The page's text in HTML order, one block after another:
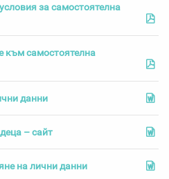
за самостоятелна
към самостоятелна
данни
– сайт
на лични данни